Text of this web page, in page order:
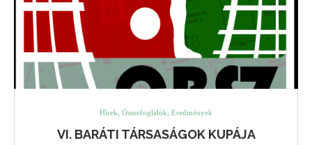
Hírek, Összefoglalók, Eredmények
VI. BARÁTI TÁRSASÁGOK KUPÁJA